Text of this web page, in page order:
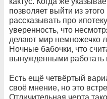
позволяет выйти из
рассказывать про
уверенность, что
делают мир немножечко
Ночные бабочки, что
вынужденными работать
Есть ещё четвёртый
своё мнение, но это